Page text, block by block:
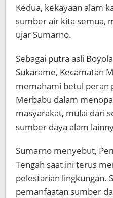
Kedua, kekayaan alam
sumber air kita semua,
ujar Sumarno.
Sebagai putra asli
Sukarame, Kecamatan
memahami betul peran
Merbabu dalam
masyarakat, mulai dari
sumber daya alam
Sumarno menyebut,
Tengah saat ini terus
pelestarian lingkungan.
pemanfaatan sumber